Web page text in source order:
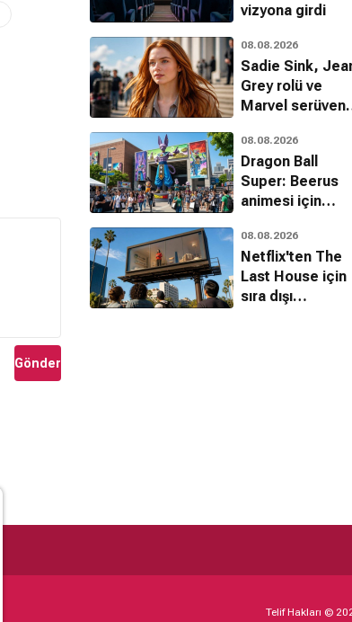
Gönder
vizyona girdi
08.08.2026
Sadie Sink,
Grey rolü ve
Marvel serüveni
konuştu
08.08.2026
Dragon Ball
Super: Beerus
animesi için
detaylar
08.08.2026
Netflix'ten The
Last House için
sıra dışı
Telif Hakları ©